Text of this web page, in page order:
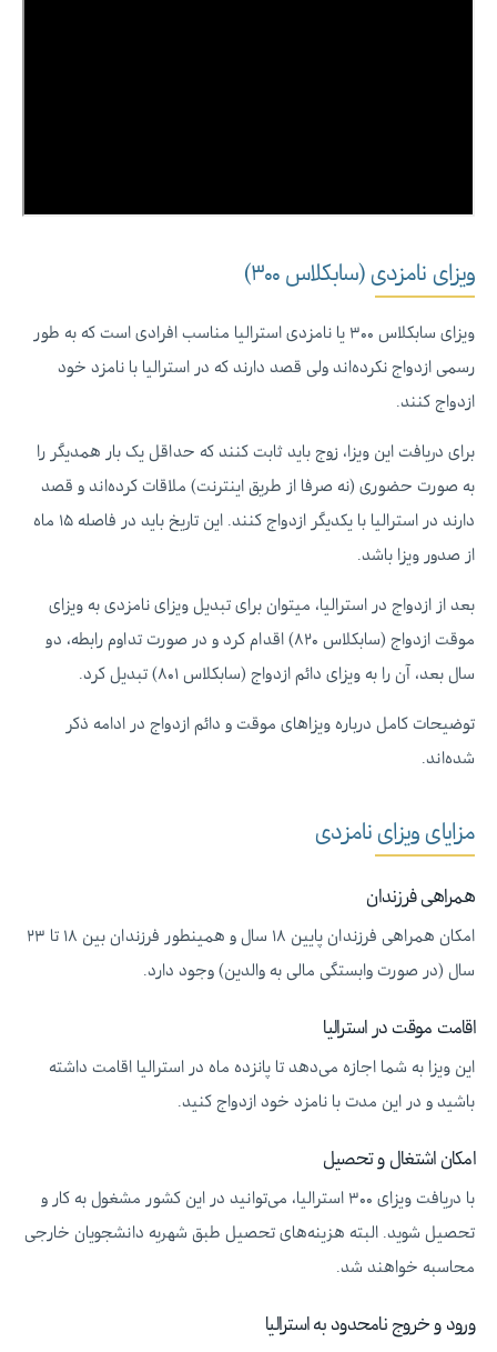
ویزای نامزدی (سابکلاس ۳۰۰)‌
ویزای سابکلاس ۳۰۰ یا نامزدی استرالیا مناسب افرادی است که به طور
رسمی ازدواج نکرده‌اند ولی قصد دارند که در استرالیا با نامزد خود
ازدواج کنند.
برای دریافت این ویزا، زوج باید ثابت کنند که حداقل یک بار همدیگر را
به صورت حضوری (نه صرفا از طریق اینترنت) ملاقات کرده‌اند‌ و قصد
دارند در استرالیا با یکدیگر ازدواج کنند. این تاریخ باید در فاصله ۱۵ ماه
از صدور ویزا باشد.
بعد از ازدواج در استرالیا، میتوان برای تبدیل ویزای نامزدی به ویزای
موقت ازدواج (سابکلاس ۸۲۰) اقدام کرد و در صورت تداوم رابطه، دو
سال بعد، آن را به ویزای دائم ازدواج (سابکلاس ۸۰۱) تبدیل کرد.
توضیحات کامل درباره ویزاهای موقت و دائم ازدواج در ادامه ذکر
شده‌اند.
مزایای ویزای نامزدی
همراهی فرزندان
امکان همراهی فرزندان پایین ۱۸ سال و همینطور فرزندان بین ۱۸ تا ۲۳
سال (در صورت وابستگی مالی به والدین) وجود دارد.
اقامت موقت در استرالیا
این ویزا به شما اجازه می‌دهد تا پانزده ماه در استرالیا اقامت داشته
باشید و در این مدت با نامزد خود ازدواج کنید.
امکان اشتغال و تحصیل
با دریافت ویزای ۳۰۰ استرالیا، می‌توانید در این کشور مشغول به کار و
تحصیل شوید. البته هزینه‌های تحصیل طبق شهریه دانشجویان خارجی
محاسبه خواهند شد.
ورود و خروج نامحدود به استرالیا